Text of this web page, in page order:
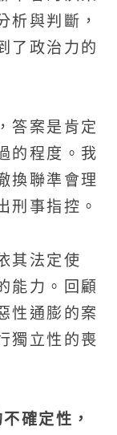
析與判斷，
了政治力的
答案是肯定
的程度。我
換聯準會理
刑事指控。
其法定使
能力。回顧
性通膨的案
獨立性的喪
確定性，